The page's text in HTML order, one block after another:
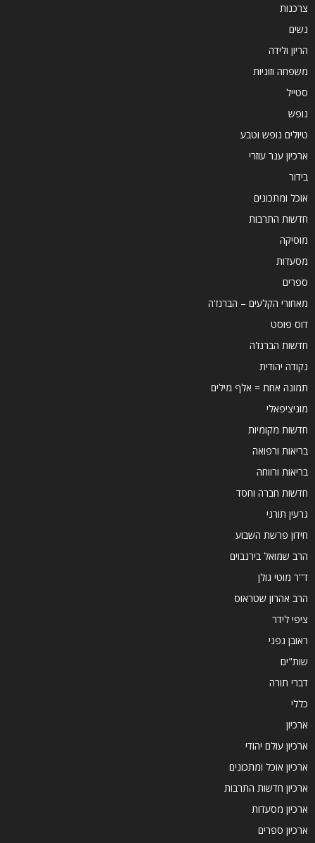
צרכנות
נשים
הריון ולידה
משפחה וזוגיות
סטייל
נופש
טיולים נופש וטבע
ארכיון ענר עוזרי
בידור
אוכל ומתכונים
חדשות התרבות
מוסיקה
מסעדות
ספרים
מאחורי הקלעים – הברנז'ה
דוס פוסט
חדשות הברנז'ה
נקודה יהודית
תמונה אחת = אלף מילים
מוניציפאלי
חדשות מקומיות
בריאות ורפואה
בריאות ורווחה
חדשות חברה וחסד
גרעין תורני
חידון פרשת השבוע
הרב שמואל בירנבוים
ד''ר מוטי גולן
הרב אהרון שטראוס
ציפי לידר
ראובן גפני
שות"ים
דברי תורה
כללי
ארכיון
ארכיון עולם יהודי
ארכיון אוכל ומתכונים
ארכיון חדשות התרבות
ארכיון מסעדות
ארכיון ספרים